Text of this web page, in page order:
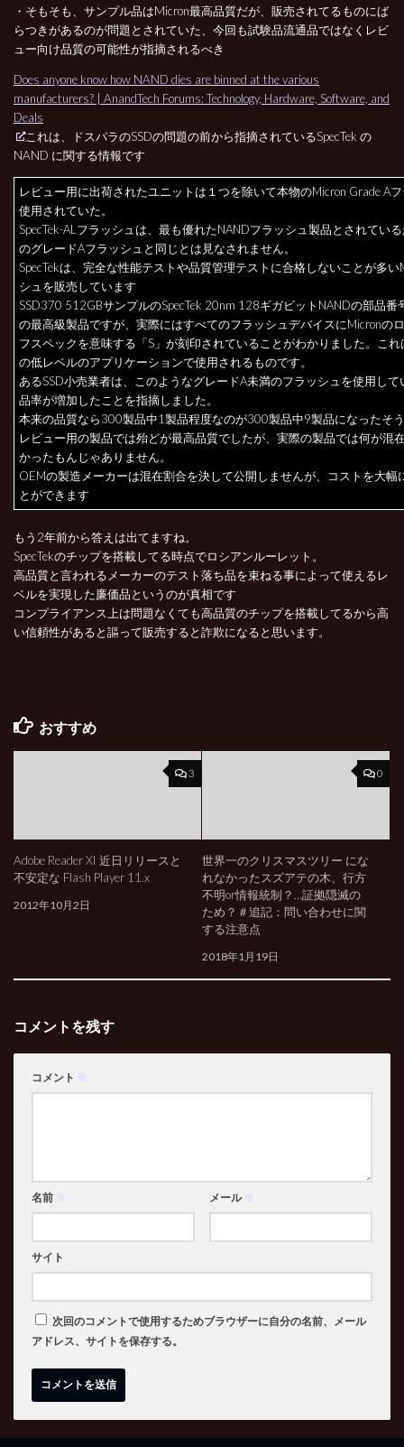
・そもそも、サンプル品はMicron最高品質だが、販売されてるものにば
らつきがあるのが問題とされていた、今回も試験品流通品ではなくレビ
ュー向け品質の可能性が指摘されるべき
Does anyone know how NAND dies are binned at the various
manufacturers? | AnandTech Forums: Technology, Hardware, Software, and
Deals
これは、ドスパラのSSDの問題の前から指摘されているSpecTek の
NAND に関する情報です
レビュー用に出荷されたユニットは１つを除いて本物のMicron Grade A
使用されていた。
SpecTek-ALフラッシュは、最も優れたNANDフラッシュ製品とされてい
のグレードAフラッシュと同じとは見なされません。
SpecTekは、完全な性能テストや品質管理テストに合格しないことが多い
シュを販売しています
SSD370 512GBサンプルのSpecTek 20nm 128ギガビットNANDの部品番
の最高級製品ですが、実際にはすべてのフラッシュデバイスにMicronの
フスペックを意味する「S」が刻印されていることがわかりました。こ
の低レベルのアプリケーションで使用されるものです。
あるSSD小売業者は、このようなグレードA未満のフラッシュを使用して
品率が増加したことを指摘しました。
本来の品質なら300製品中1製品程度なのが300製品中9製品になったそ
レビュー用の製品では殆どが最高品質でしたが、実際の製品では何が混
かったもんじゃありません。
OEMの製造メーカーは混在割合を決して公開しませんが、コストを大幅
とができます
もう2年前から答えは出てますね。
SpecTekのチップを搭載してる時点でロシアンルーレット。
高品質と言われるメーカーのテスト落ち品を束ねる事によって使えるレ
ベルを実現した廉価品というのが真相です
コンプライアンス上は問題なくても高品質のチップを搭載してるから高
い信頼性があると謳って販売すると詐欺になると思います。
おすすめ
3
Adobe Reader XI 近日リリースと
不安定な Flash Player 11.x
2012年10月2日
0
世界一のクリスマスツリー にな
れなかったスズアテの木、行方
不明or情報統制？…証拠隠滅の
ため？＃追記：問い合わせに関
する注意点
2018年1月19日
コメントを残す
コメント ※
名前 ※ メール ※
サイト
次回のコメントで使用するためブラウザーに自分の名前、メール
アドレス、サイトを保存する。